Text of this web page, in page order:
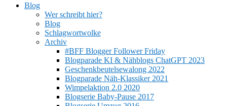
Blog
Wer schreibt hier?
Blog
Schlagwortwolke
Archiv
#BFF Blogger Follower Friday
Blogparade KI & Nähblogs ChatGPT 2023
Geschenkbeutelsewalong 2022
Blogparade Näh-Klassiker 2021
Wimpelaktion 2.0 2020
Blogserie Baby-Pause 2017